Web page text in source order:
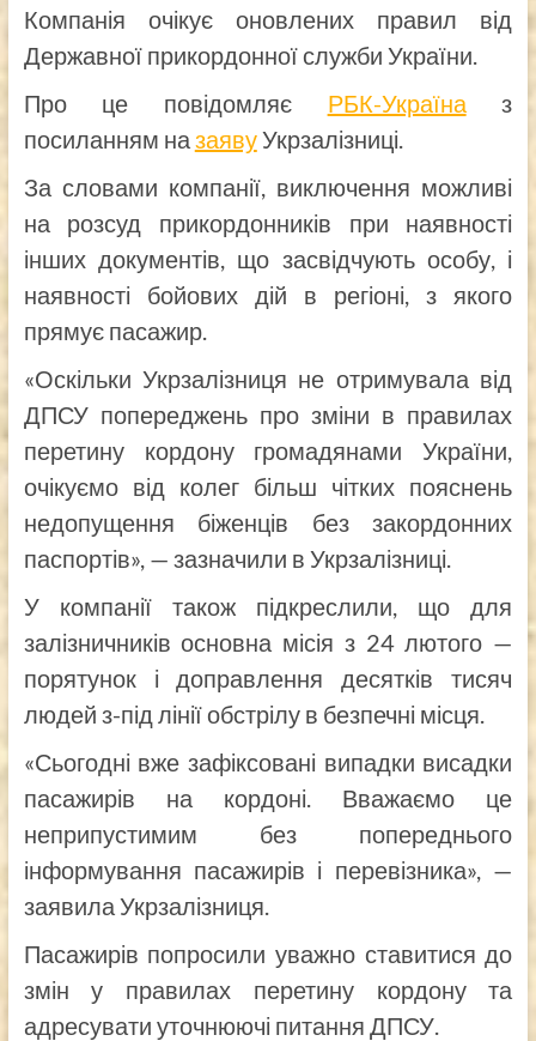
Компанія очікує оновлених правил від
Державної прикордонної служби України.
Про це повідомляє РБК-Україназ
посиланням назаявуУкрзалізниці.
За словами компанії, виключення можливі
на розсуд прикордонників при наявності
інших документів, що засвідчують особу, і
наявності бойових дій в регіоні, з якого
прямує пасажир.
«Оскільки Укрзалізниця не отримувала від
ДПСУ попереджень про зміни в правилах
перетину кордону громадянами України,
очікуємо від колег більш чітких пояснень
недопущення біженців без закордонних
паспортів», — зазначили в Укрзалізниці.
У компанії також підкреслили, що для
залізничників основна місія з 24 лютого —
порятунок і доправлення десятків тисяч
людей з-під лінії обстрілу в безпечні місця.
«Сьогодні вже зафіксовані випадки висадки
пасажирів на кордоні. Вважаємо це
неприпустимим без попереднього
інформування пасажирів і перевізника», —
заявила Укрзалізниця.
Пасажирів попросили уважно ставитися до
змін у правилах перетину кордону та
адресувати уточнюючі питання ДПСУ.